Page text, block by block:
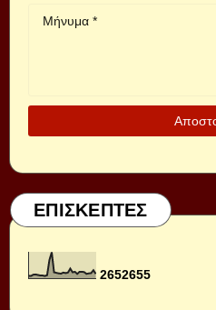
ΕΠΙΣΚΕΠΤΕΣ
2652655